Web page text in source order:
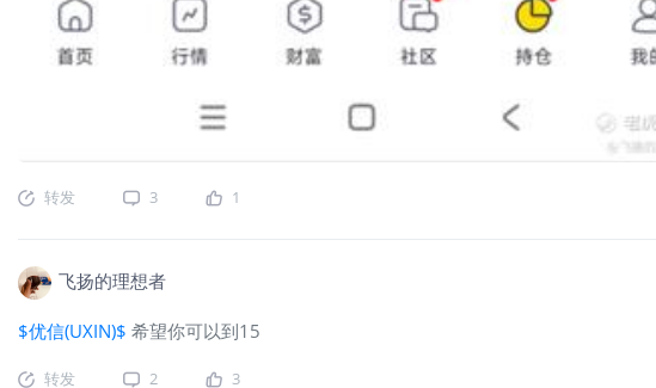
转发 3 1
飞扬的理想者
$优信(UXIN)$ 希望你可以到15
转发 2 3